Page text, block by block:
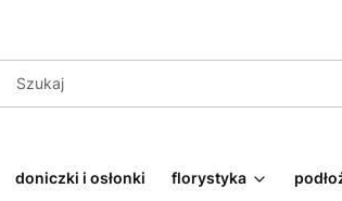
doniczki i osłonki florystyka